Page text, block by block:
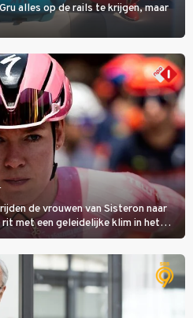
alles op de rails te krijgen, maar
de vrouwen van Sisteron naar
met een geleidelijke klim in het
zwaarste hindernis, dat is de
bloedheet worden.